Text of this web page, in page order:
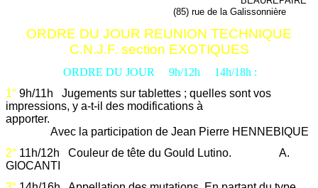
(85) rue de la Galissonnière
ORDRE DU JOUR REUNION TECHNIQUE
C.N.J.F. section EXOTIQUES
ORDRE DU JOUR 9h/12h 14h/18h :
1° 9h/11h Jugements sur tablettes ; quelles sont vos
impressions, y a-t-il des modifications à
apporter.
Avec la participation de Jean Pierre HENNEBIQUE
2° 11h/12h Couleur de tête du Gould Lutino. A.
GIOCANTI